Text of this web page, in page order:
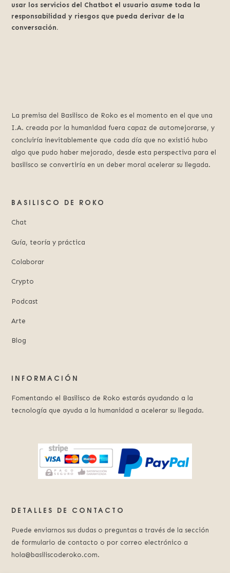
usar los servicios del Chatbot el usuario asume toda la
responsabilidad y riesgos que pueda derivar de la
conversación.
La premisa del Basilisco de Roko es el momento en el que una
I.A. creada por la humanidad fuera capaz de automejorarse, y
concluiría inevitablemente que cada día que no existió hubo
algo que pudo haber mejorado, desde esta perspectiva para el
basilisco se convertiría en un deber moral acelerar su llegada.
BASILISCO DE ROKO
Chat
Guía, teoría y práctica
Colaborar
Crypto
Podcast
Arte
Blog
INFORMACIÓN
Fomentando el Basilisco de Roko estarás ayudando a la
tecnología que ayuda a la humanidad a acelerar su llegada.
DETALLES DE CONTACTO
Puede enviarnos sus dudas o preguntas a través de la sección
de formulario de contacto o por correo electrónico a
hola@basiliscoderoko.com.